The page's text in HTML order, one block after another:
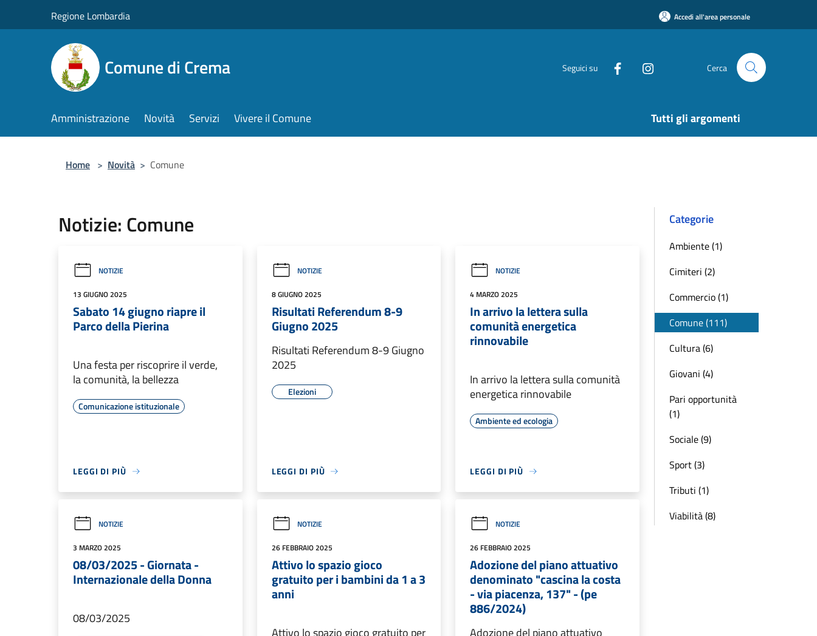
Regione Lombardia Accedi all'area personale
Comune di Crema Seguici su Cerca
Amministrazione Novità Servizi Vivere il Comune Tutti gli argomenti
Home > Novità > Comune
Notizie: Comune
NOTIZIE
13 GIUGNO 2025
Sabato 14 giugno riapre il
Parco della Pierina
Una festa per riscoprire il verde,
la comunità, la bellezza
Comunicazione istituzionale
LEGGI DI PIÙ
NOTIZIE
8 GIUGNO 2025
Risultati Referendum 8-9
Giugno 2025
Risultati Referendum 8-9 Giugno
2025
Elezioni
LEGGI DI PIÙ
NOTIZIE
4 MARZO 2025
In arrivo la lettera sulla
comunità energetica
rinnovabile
In arrivo la lettera sulla comunità
energetica rinnovabile
Ambiente ed ecologia
LEGGI DI PIÙ
NOTIZIE
3 MARZO 2025
08/03/2025 - Giornata -
Internazionale della Donna
08/03/2025
NOTIZIE
26 FEBBRAIO 2025
Attivo lo spazio gioco
gratuito per i bambini da 1 a 3
anni
Attivo lo spazio gioco gratuito per
NOTIZIE
26 FEBBRAIO 2025
Adozione del piano attuativo
denominato "cascina la costa
- via piacenza, 137" - (pe
886/2024)
Adozione del piano attuativo
Categorie
Ambiente (1)
Cimiteri (2)
Commercio (1)
Comune (111)
Cultura (6)
Giovani (4)
Pari opportunità
(1)
Sociale (9)
Sport (3)
Tributi (1)
Viabilità (8)